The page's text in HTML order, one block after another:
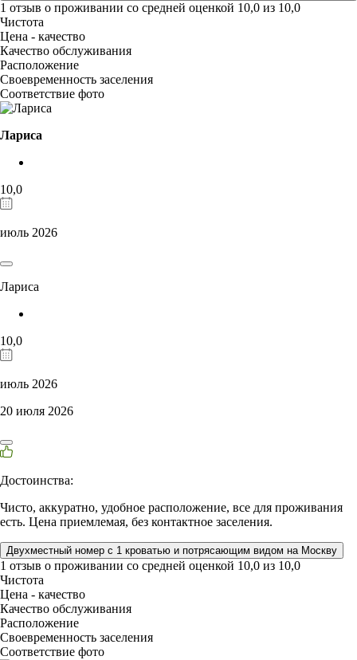
1 отзыв о проживании со средней оценкой 10,0 из 10,0
Чистота
Цена - качество
Качество обслуживания
Расположение
Своевременность заселения
Соответствие фото
Лариса
10,0
июль 2026
Лариса
10,0
июль 2026
20 июля 2026
Достоинства:
Чисто, аккуратно, удобное расположение, все для проживания
есть. Цена приемлемая, без контактное заселения.
Двухместный номер с 1 кроватью и потрясающим видом на Москву
1 отзыв о проживании со средней оценкой 10,0 из 10,0
Чистота
Цена - качество
Качество обслуживания
Расположение
Своевременность заселения
Соответствие фото